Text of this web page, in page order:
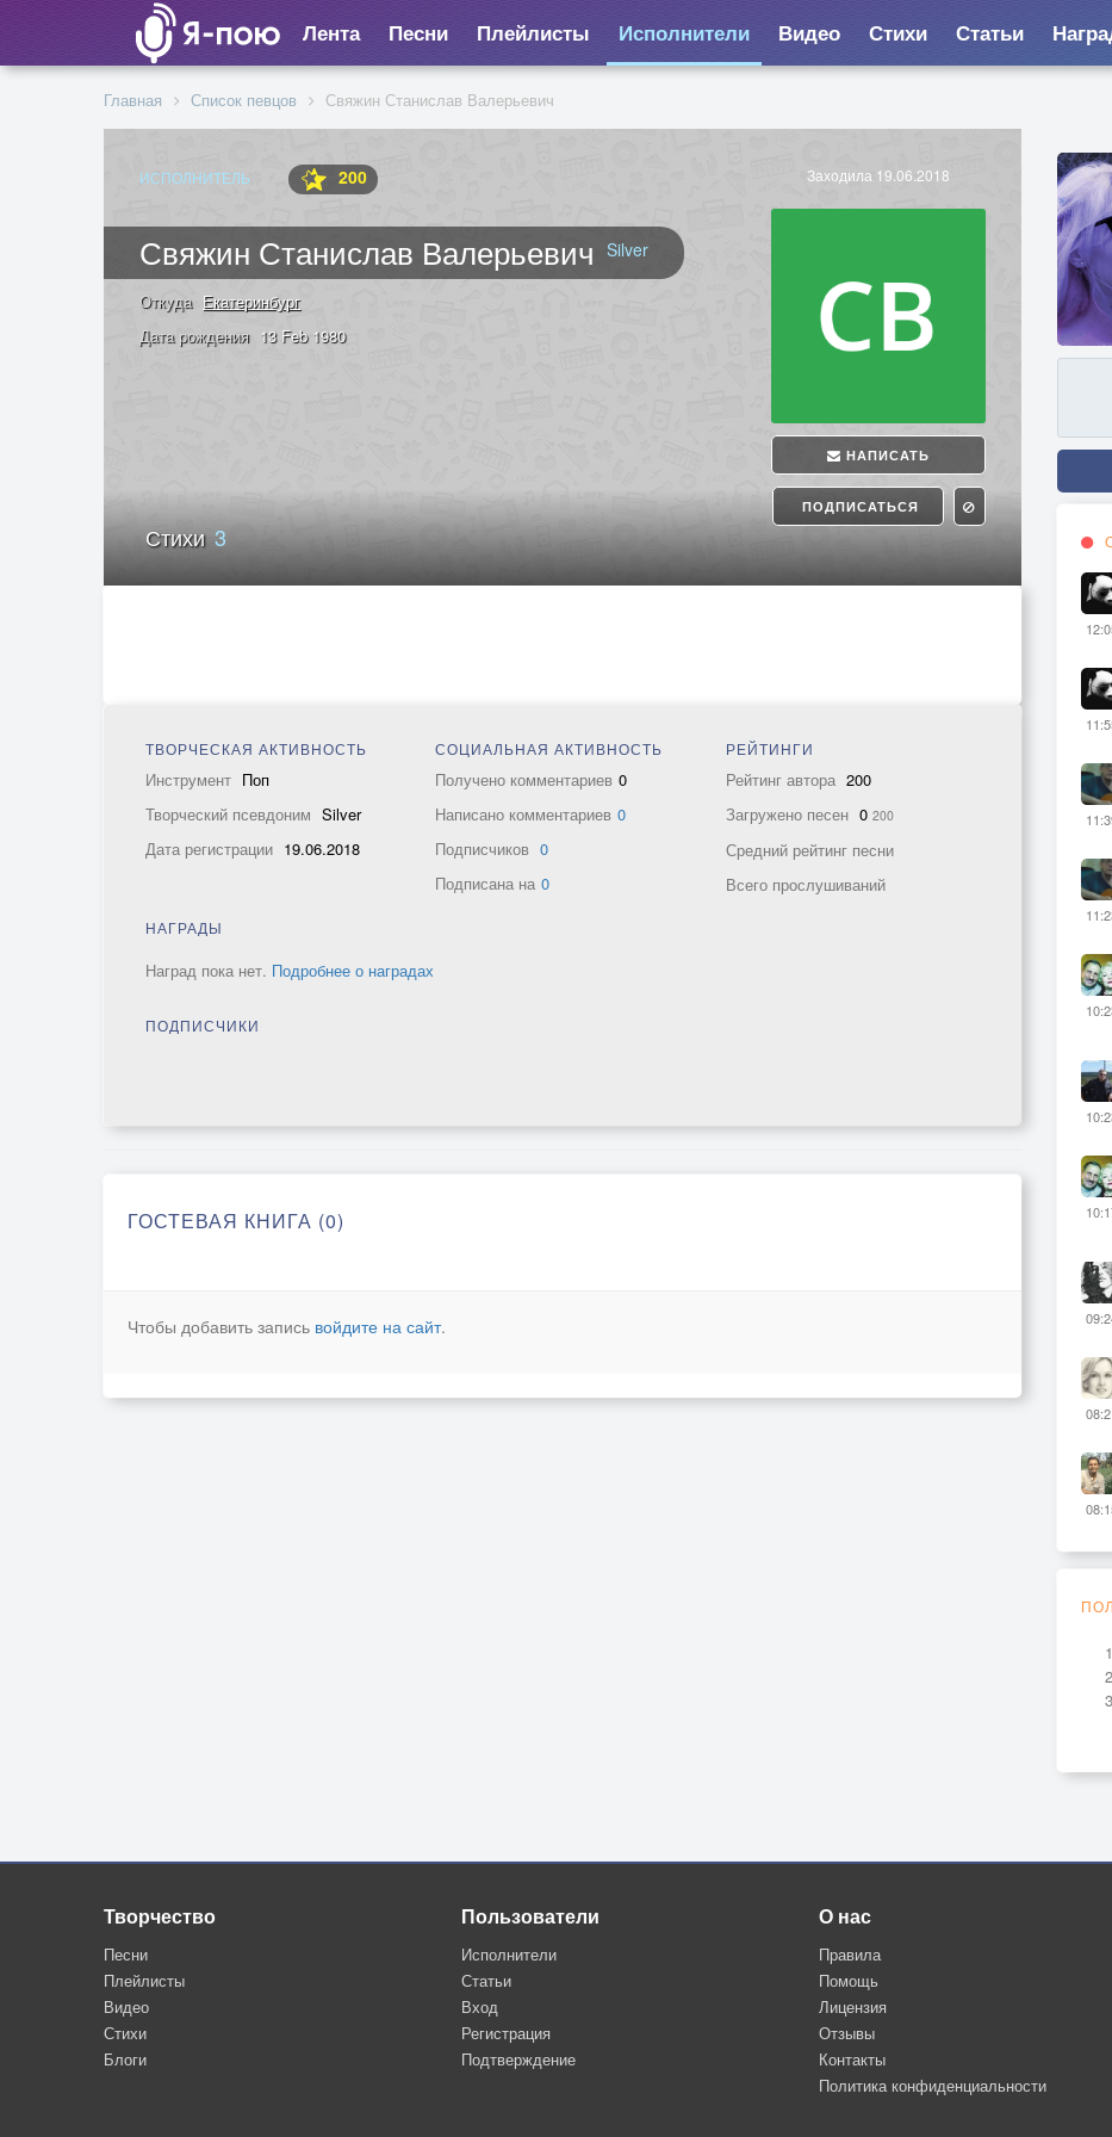
Лента Песни Плейлисты Исполнители Видео Стихи Статьи
Главная Список певцов Свяжин Станислав Валерьевич
ИСПОЛНИТЕЛЬ 200
Свяжин Станислав Валерьевич Silver
Заходила 19.06.2018
НАПИСАТЬ
ПОДПИСАТЬСЯ
Откуда Екатеринбург
Дата рождения 13 Feb 1980
Стихи3
ТВОРЧЕСКАЯ АКТИВНОСТЬ
Инструмент Поп
Творческий псевдоним Silver
Дата регистрации 19.06.2018
СОЦИАЛЬНАЯ АКТИВНОСТЬ
Получено комментариев 0
Написано комментариев 0
Подписчиков 0
Подписана на 0
РЕЙТИНГИ
Рейтинг автора 200
Загружено песен 0 200
Средний рейтинг песни
Всего прослушиваний
НАГРАДЫ
Наград пока нет. Подробнее о наградах
ПОДПИСЧИКИ
ГОСТЕВАЯ КНИГА (0)
Чтобы добавить запись войдите на сайт.
Творчество
Песни
Плейлисты
Видео
Стихи
Блоги
Пользователи
Исполнители
Статьи
Вход
Регистрация
Подтверждение
О нас
Правила
Помощь
Лицензия
Отзывы
Контакты
Политика конфиденциальности